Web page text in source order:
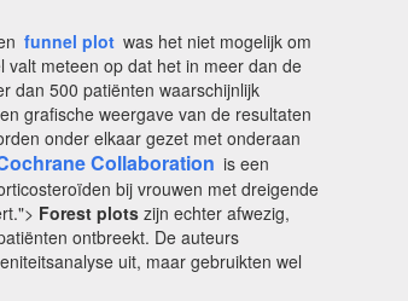
funnel plot was het niet mogelijk om
meteen op dat het in meer dan de
dan 500 patiënten waarschijnlijk
grafische weergave van de resultaten
onder elkaar gezet met onderaan
Collaboration is een
bij vrouwen met dreigende
Forest plots zijn echter afwezig,
ontbreekt. De auteurs
uit, maar gebruikten wel